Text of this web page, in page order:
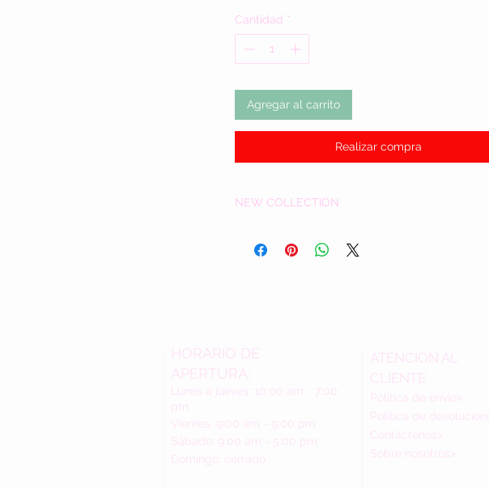
Cantidad *
Agregar al carrito
Realizar compra
NEW COLLECTION
HORARIO DE
APERTURA:
Lunes a jueves: 10:00 am - 7:00
pm
Viernes: 9:00 am - 9:00 pm
Sábado: 9:00 am - 5:00 pm
Domingo: cerrado
ATENCIÓN AL
CLIENTE
Política de envío>
Política de
Contáctenos>
Sobre nosotros>